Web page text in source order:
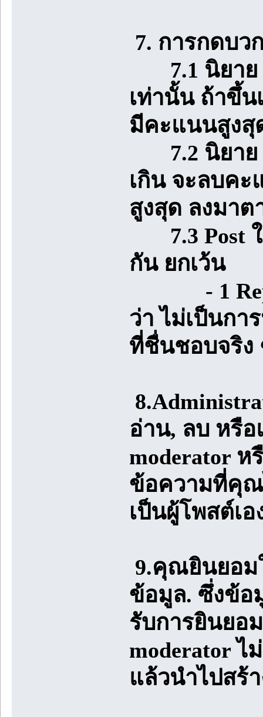
7. การกดบว
7.1 นิยาย
เท่านั้น ถ้าขึ้น
มีคะแนนสูงสุ
7.2 นิยาย 1
เกิน จะลบคะ
สูงสุด ลงมาต
7.3 Post ใ
กัน ยกเว้น
- 1 Reply
ว่า ไม่เป็นกา
ที่ชื่นชอบจริง
อ่าน, ลบ หรื
moderator ห
ข้อความที่คุณ
เป็นผู้โพสต์เอ
9.คุณยินยอม
ข้อมูล. ซึ่งข้อ
รับการยินยอ
moderator
แล้วนำไปสร้